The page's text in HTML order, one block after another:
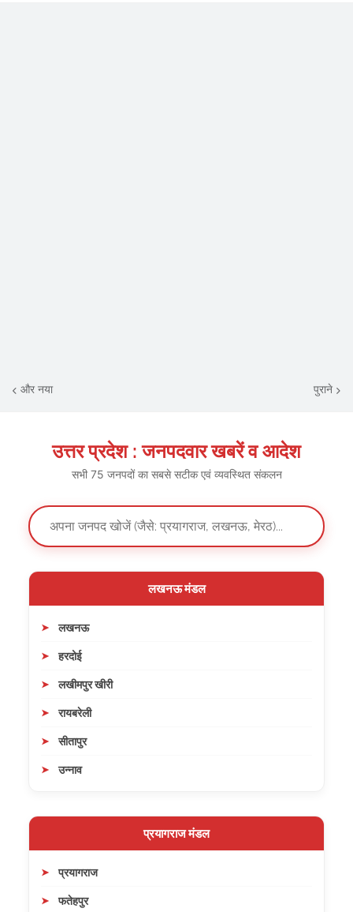
और नया पुराने
उत्तर प्रदेश : जनपदवार खबरें व आदेश
सभी 75 जनपदों का सबसे सटीक एवं व्यवस्थित संकलन
लखनऊ मंडल
लखनऊ
हरदोई
लखीमपुर खीरी
रायबरेली
सीतापुर
उन्नाव
प्रयागराज मंडल
प्रयागराज
फतेहपुर